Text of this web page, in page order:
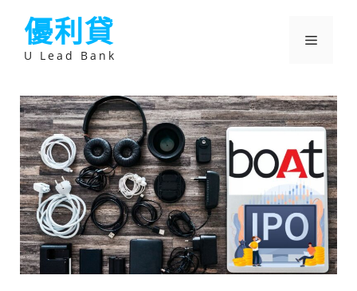
優利貸
U Lead Bank
選